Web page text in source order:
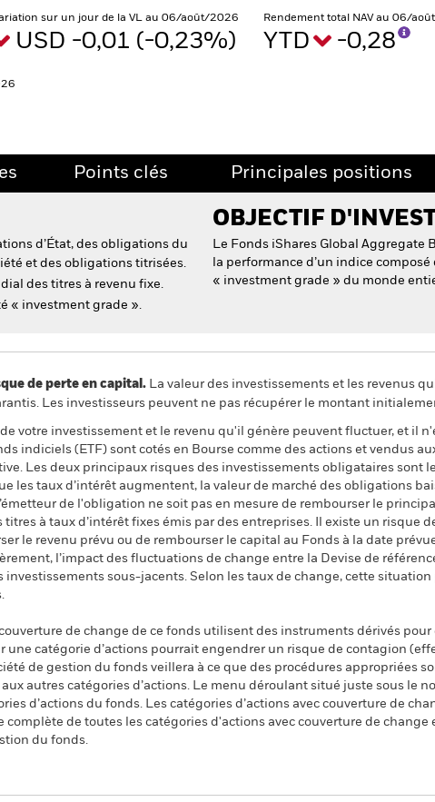
sur un jour de la VL au 06/août/2026
USD -0,01 (-0,23%)
Rendement total NAV au 06/
YTD -0,28
Points clés Principales positions
d’État, des obligations du
et des obligations titrisées.
des titres à revenu fixe.
« investment grade ».
OBJECTIF
Le Fonds iShares Global Aggregate
la performance d’un indice
« investment grade » du monde
de perte en capital. La valeur des investissements et les revenus
Les investisseurs peuvent ne pas récupérer le montant
votre investissement et le revenu qu'il génère peuvent fluctuer, et il
indiciels (ETF) sont cotés en Bourse comme des actions et vendus
Les deux principaux risques des investissements obligataires sont
les taux d’intérêt augmentent, la valeur de marché des obligations
de l'obligation ne soit pas en mesure de rembourser le
à taux d’intérêt fixes émis par des entreprises. Il existe un risque
le revenu prévu ou de rembourser le capital au Fonds à la date
l’impact des fluctuations de change entre la Devise de
sous-jacents. Selon les taux de change, cette
de change de ce fonds utilisent des instruments dérivés
une catégorie d’actions pourrait engendrer un risque de contagion
de gestion du fonds veillera à ce que des procédures appropriées
autres catégories d’actions. Le menu déroulant situé juste sous le
d’actions du fonds. Les catégories d’actions avec couverture de
de toutes les catégories d'actions avec couverture de
du fonds.